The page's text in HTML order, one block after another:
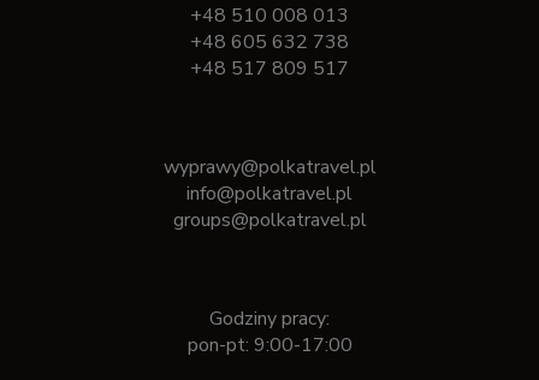
+48 510 008 013
+48 605 632 738
+48 517 809 517
wyprawy@polkatravel.pl
info@polkatravel.pl
groups@polkatravel.pl
Godziny pracy:
pon-pt: 9:00-17:00